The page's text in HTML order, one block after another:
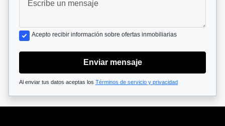
Acepto recibir información sobre ofertas inmobiliarias
Enviar mensaje
Al enviar tus datos aceptas los Términos de servicio y privacidad